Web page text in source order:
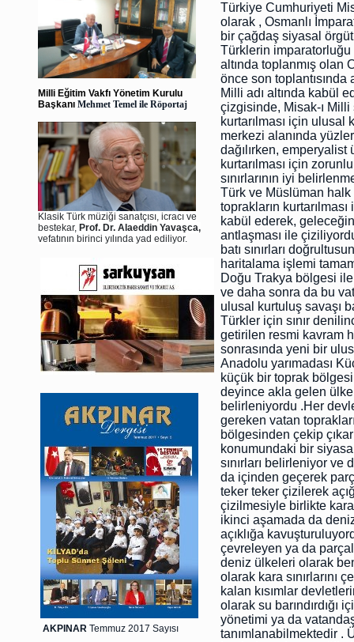
Milli Eğitim Vakfı Yönetim Kurulu
Başkanı Mehmet Temel ile Röportaj
Klasik Türk müziği sanatçısı, icracı ve
bestekar, Prof. Dr. Alaeddin Yavaşca,
vefatının birinci yılında yad ediliyor.
AKPINAR Temmuz 2017 Sayısı
Türkiye Cumhuriyeti
olarak , Osmanlı
bir çağdaş siyasal
Türklerin imparatorluğu
altında toplanmış olan
önce son toplantısında
Milli adı altında kabül
çizgisinde, Misak-ı Milli
kurtarılması için ulusal
merkezi alanında
dağılırken, emperyalist
kurtarılması için
sınırlarının iyi
Türk ve Müslüman halk
toprakların
kabül ederek,
antlaşması ile
batı sınırları
haritalama işlemi
Doğu Trakya bölgesi
ve daha sonra da bu
ulusal kurtuluş savaşı
Türkler için sınır
getirilen resmi kavram
sonrasında yeni bir
Anadolu yarımadası
küçük bir toprak
deyince akla gelen ülke
belirleniyordu .Her
gereken vatan
bölgesinden çekip
konumundaki bir
sınırları belirleniyor
da içinden geçerek
teker teker çizilerek
çizilmesiyle birlikte
ikinci aşamada da
açıklığa
çevreleyen ya da
deniz ülkeleri olarak
olarak kara sınırlarını
kalan kısımlar
olarak su barındırdığı
yönetimi ya da
tanımlanabilmektedir .